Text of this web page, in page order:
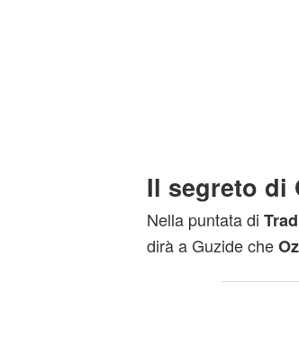
fuori dalla villa con
La cerimonia sarà
Il segreto di
Nella puntata di
dirà a Guzide che